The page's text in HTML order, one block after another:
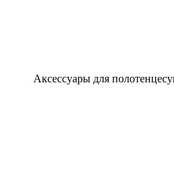
Аксессуары для